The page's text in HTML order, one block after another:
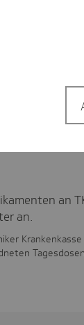
an
an.
Krankenkasse